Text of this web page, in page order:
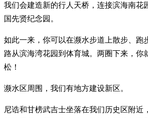
我们会建造新的行人天桥，连接滨海南花
国先贤纪念园。
如此一来，你可以在濒水步道上散步、跑
路从滨海湾花园到体育城。两圈下来，你
松！
濒水区周围，我们有地方建设新区。
尼诰和甘榜武吉士坐落在我们历史区附近